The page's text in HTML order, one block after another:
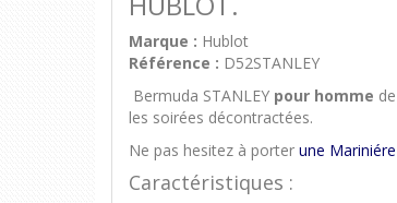
Marque : Hublot
Référence : D52STANLEY
Bermuda STANLEY pour homme
les soirées décontractées.
Ne pas hesitez à porter une Mariniére
Caractéristiques :